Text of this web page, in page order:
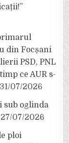
din Focșani
PSD, PNL
ce AUR s-
31/07/2026
sub oglinda
27/07/2026
ploi